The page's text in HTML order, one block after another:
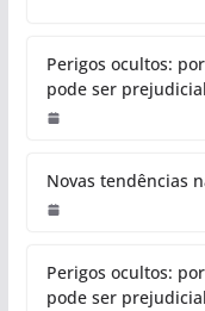
Perigos ocultos:
pode ser prejudicial
Novas tendências
Perigos ocultos:
pode ser prejudicial